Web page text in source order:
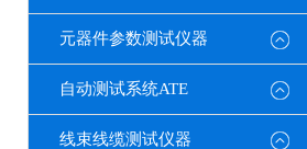
元器件参数测试仪器
自动测试系统ATE
线束线缆测试仪器